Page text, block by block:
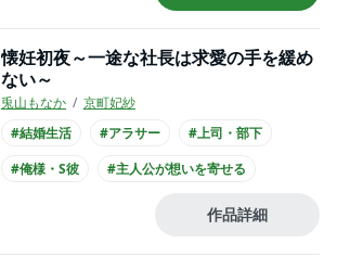
#主人公が10代女性
#主人公が中学生
懐妊初夜～一途な社長は求愛の手を緩め
ない～
兎山もなか
京町妃紗
#結婚生活
#アラサー
#上司・部下
#俺様・S彼
#主人公が想いを寄せる
#王子様系男子作品詳細